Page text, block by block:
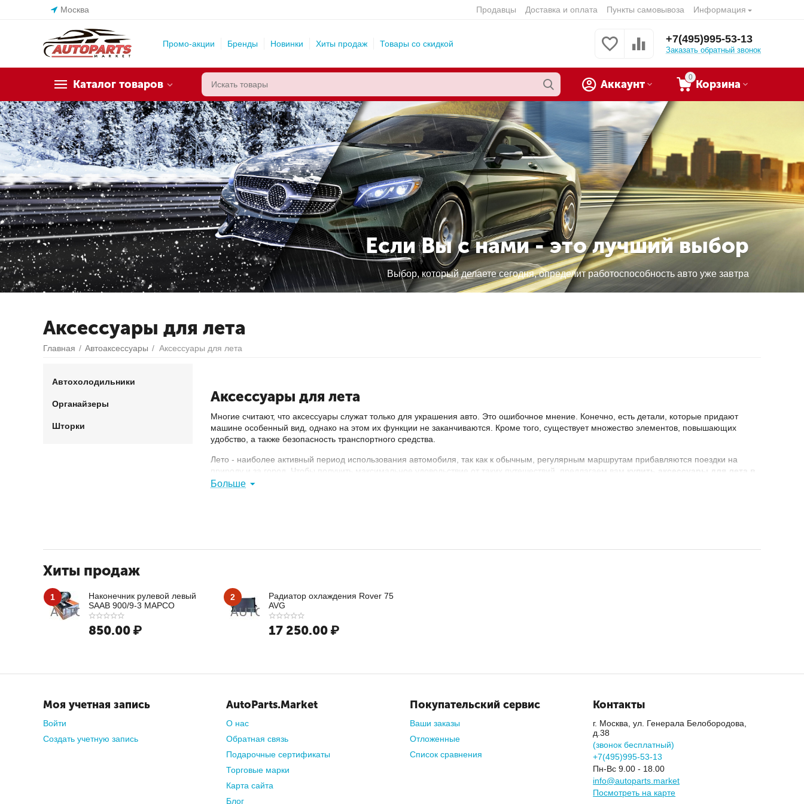
Москва Продавцы Доставка и оплата Пункты самовывоза Информация
Промо-акции Бренды Новинки Хиты продаж Товары со скидкой +7(495)995-53-13
Заказать обратный звонок
Каталог товаров
0
Корзина
Аккаунт
Если Вы с нами - это лучший выбор
Выбор, который делаете сегодня, определит работоспособность авто уже завтра
Аксессуары для лета
Главная / Автоаксессуары / Аксессуары для лета
Аксессуары для лета
Многие считают, что аксессуары служат только для украшения авто. Это ошибочное мнение. Конечно, есть детали, которые придают
машине особенный вид, однако на этом их функции не заканчиваются. Кроме того, существует множество элементов, повышающих
удобство, а также безопасность транспортного средства.
Лето - наиболее активный период использования автомобиля, так как к обычным, регулярным маршрутам прибавляются поездки на
природу и за город. Чтобы получить максимальное удовольствие от таких путешествий, предлагаем вам купить аксессуары для лета в
интернет-магазине AutoParts.Market
На сайте вы найдете большой ассортиментлетних аксессуаров для авто по выгодным ценам. Мы сотрудничаем только с
Больше
Автохолодильники
Органайзеры
Шторки
Хиты продаж
1
Наконечник рулевой левый
SAAB 900/9-3 MAPCO
850.00 ₽
2
Радиатор охлаждения Rover 75
AVG
17 250.00 ₽
Моя учетная запись
Войти
Создать учетную запись
AutoParts.Market
О нас
Обратная связь
Подарочные сертификаты
Торговые марки
Карта сайта
Блог
Покупательский сервис
Ваши заказы
Отложенные
Список сравнения
Контакты
г. Москва, ул. Генерала Белобородова,
д.38
(звонок бесплатный)
+7(495)995-53-13
Пн-Вс 9.00 - 18.00
info@autoparts.market
Посмотреть на карте